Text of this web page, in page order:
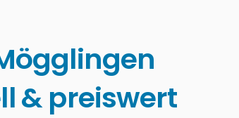
& preiswert